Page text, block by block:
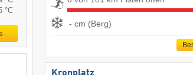
°C
- cm (Berg)